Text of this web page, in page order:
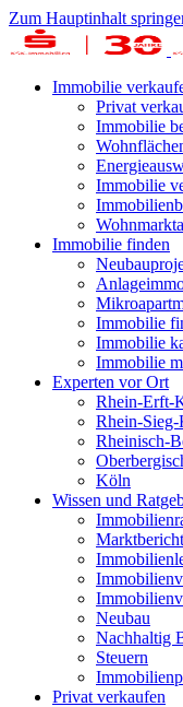
Zum Hauptinhalt
Immobilie
Privat
Immobilie
Immobilie
Immobilie finden
Immobilie
Immobilie
Immobilie
Experten vor Ort
Rhein-Erft-
Rhein-
Rheinisch-
Köln
Wissen und
Marktbericht
Neubau
Nachhaltig
Steuern
Privat verkaufen